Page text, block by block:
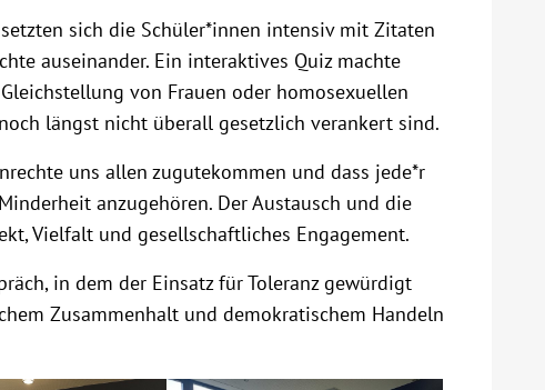
sich die Schüler*innen intensiv mit Zitaten
auseinander. Ein interaktives Quiz machte
von Frauen oder homosexuellen
längst nicht überall gesetzlich verankert sind.
uns allen zugutekommen und dass jede*r
anzugehören. Der Austausch und die
Vielfalt und gesellschaftliches Engagement.
in dem der Einsatz für Toleranz gewürdigt
Zusammenhalt und demokratischem Handeln